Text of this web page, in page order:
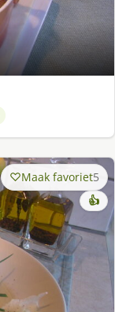
Maak favoriet5
👍